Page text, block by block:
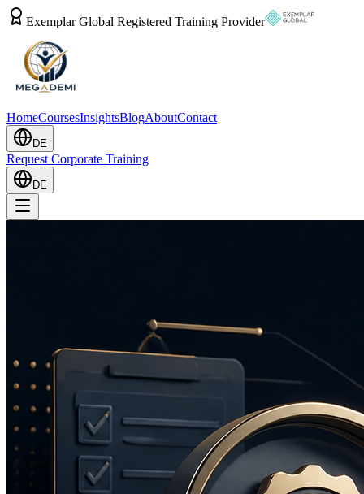
Exemplar Global Registered Training Provider
HomeCoursesInsightsBlogAboutContact
DE
Request Corporate Training
DE